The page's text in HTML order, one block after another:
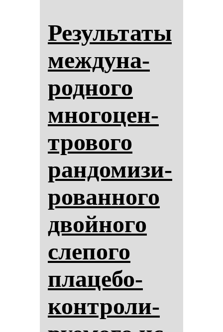
Ре­зуль­та­ты
меж­ду­на­
род­но­го
мно­го­цен­
тро­во­го
ран­до­ми­зи­
ро­ван­но­го
двой­но­го
сле­по­го
пла­це­бо-
кон­тро­ли­